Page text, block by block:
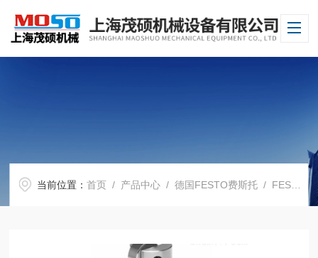
当前位置：首页 / 产品中心 /德国FESTO费斯托 / FESTO气缸